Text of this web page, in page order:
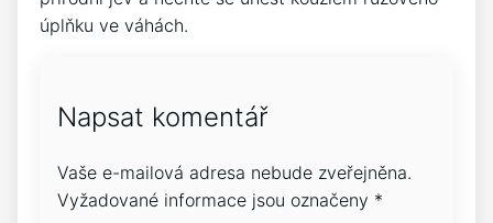
⁣úplňku ve váhách.
Napsat komentář
Vaše e-mailová adresa nebude zveřejněna.
Vyžadované informace jsou označeny *